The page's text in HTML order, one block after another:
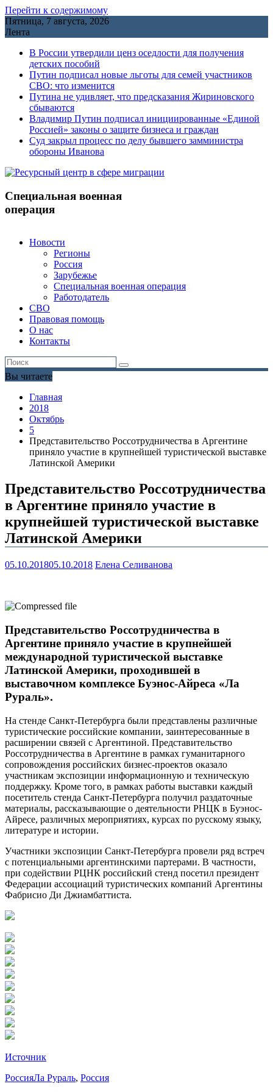
Перейти к содержимому
Пятница, 7 августа, 2026
Лента
В России утвердили ценз оседлости для получения
детских пособий
Путин подписал новые льготы для семей участников
СВО: что изменится
Путина не удивляет, что предсказания Жириновского
сбываются
Владимир Путин подписал инициированные «Единой
Россией» законы о защите бизнеса и граждан
Cуд закрыл процесс по делу бывшего замминистра
обороны Иванова
Специальная военная
операция
Новости
Регионы
Россия
Зарубежье
Специальная военная операция
Работодатель
СВО
Правовая помощь
О нас
Контакты
Вы читаете
Главная
2018
Октябрь
5
Представительство Россотрудничества в Аргентине
приняло участие в крупнейшей туристической выставке
Латинской Америки
Представительство Россотрудничества
в Аргентине приняло участие в
крупнейшей туристической выставке
Латинской Америки
05.10.201805.10.2018 Елена Селиванова
Представительство Россотрудничества в
Аргентине приняло участие в крупнейшей
международной туристической выставке
Латинской Америки, проходившей в
выставочном комплексе Буэнос-Айреса «Ла
Рураль».
На стенде Санкт-Петербурга были представлены различные
туристические российские компании, заинтересованные в
расширении связей с Аргентиной. Представительство
Россотрудничества в Аргентине в рамках гуманитарного
сопровождения российских бизнес-проектов оказало
участникам экспозиции информационную и техническую
поддержку. Кроме того, в рамках работы выставки каждый
посетитель стенда Санкт-Петербурга получил раздаточные
материалы, рассказывающие о деятельности РНЦК в Буэнос-
Айресе, различных мероприятиях, курсах по русскому языку,
литературе и истории.
Участники экспозиции Санкт-Петербурга провели ряд встреч
с потенциальными аргентинскими партерами. В частности,
при содействии РЦНК российский стенд посетил президент
Федерации ассоциаций туристических компаний Аргентины
Фабрисио Ди Джиамбаттиста.
Источник
РоссияЛа Рураль, Россия